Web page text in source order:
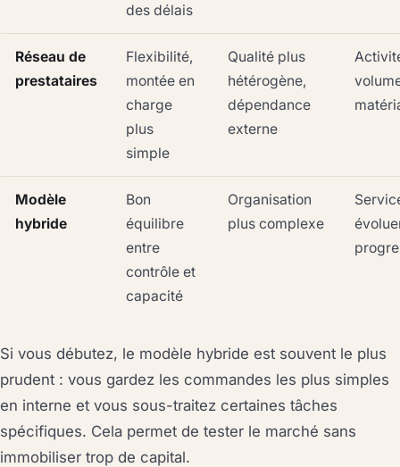
des délais
Réseau de
prestataires
Flexibilité,
montée en
charge
plus
simple
Qualité plus
hétérogène,
dépendance
externe
Modèle
hybride
Bon
équilibre
entre
contrôle et
capacité
Organisation
plus complexe
Si vous débutez, le modèle hybride est souvent le plus
prudent : vous gardez les commandes les plus simples
en interne et vous sous-traitez certaines tâches
spécifiques. Cela permet de tester le marché sans
immobiliser trop de capital.